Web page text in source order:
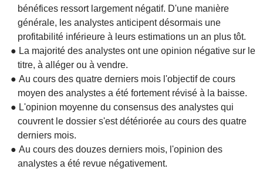
bénéfices ressort largement négatif. D'une manière
générale, les analystes anticipent désormais une
profitabilité inférieure à leurs estimations un an plus tôt.
● La majorité des analystes ont une opinion négative sur le
titre, à alléger ou à vendre.
● Au cours des quatre derniers mois l'objectif de cours
moyen des analystes a été fortement révisé à la baisse.
● L'opinion moyenne du consensus des analystes qui
couvrent le dossier s'est détériorée au cours des quatre
derniers mois.
● Au cours des douzes derniers mois, l'opinion des
analystes a été revue négativement.